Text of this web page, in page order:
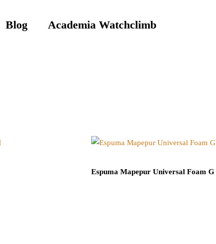
Blog Academia Watchclimb
Espuma Mapepur Universal Foam G